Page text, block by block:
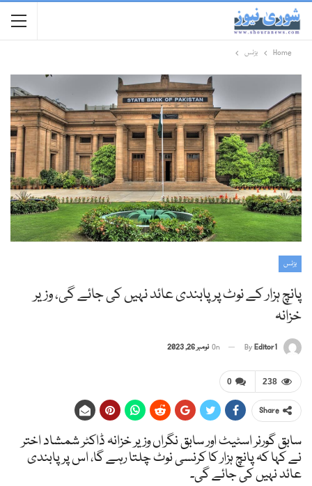
Home بزنس
بزنس
پانچ ہزار کے نوٹ پر پابندی عائد نہیں کی جائے گی، وزیر
خزانہ
ByEditor1
On نومبر 26, 2023
0 238
Share
سابق گورنر اسٹیٹ اور سابق نگراں وزیر خزانہ ڈاکٹر شمشاد اختر
نے کہا کہ پانچ ہزار کا کرنسی نوٹ چلتا رہے گا، اس پر پابندی
عائد نہیں کی جائے گی۔